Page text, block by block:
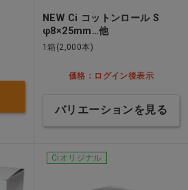
NEW Ci コットンロール S
φ8×25mm…他
1箱(2,000本)
価格：ログイン後表示
バリエーションを見る
Ciオリジナル